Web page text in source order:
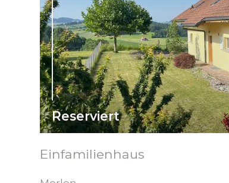
Reserviert
Einfamilienhaus